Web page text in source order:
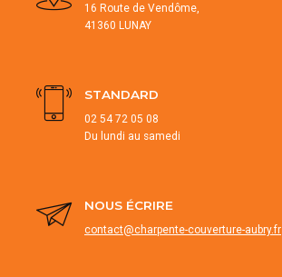
16 Route de Vendôme,
41360 LUNAY
STANDARD
02 54 72 05 08
Du lundi au samedi
NOUS ÉCRIRE
contact@charpente-couverture-aubry.fr